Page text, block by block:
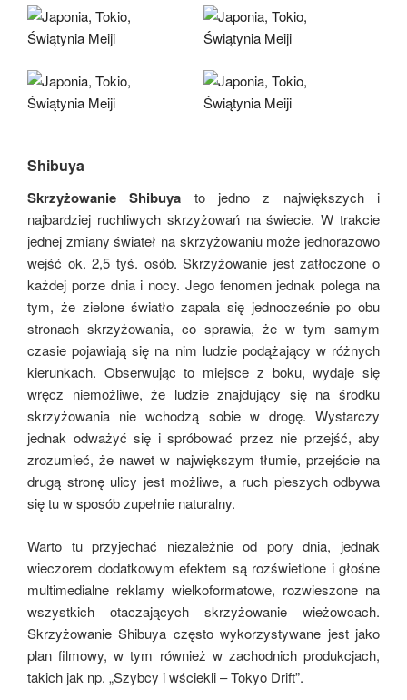
Shibuya
Skrzyżowanie Shibuya to jedno z największych i
najbardziej ruchliwych skrzyżowań na świecie. W trakcie
jednej zmiany świateł na skrzyżowaniu może jednorazowo
wejść ok. 2,5 tyś. osób. Skrzyżowanie jest zatłoczone o
każdej porze dnia i nocy. Jego fenomen jednak polega na
tym, że zielone światło zapala się jednocześnie po obu
stronach skrzyżowania, co sprawia, że w tym samym
czasie pojawiają się na nim ludzie podążający w różnych
kierunkach. Obserwując to miejsce z boku, wydaje się
wręcz niemożliwe, że ludzie znajdujący się na środku
skrzyżowania nie wchodzą sobie w drogę. Wystarczy
jednak odważyć się i spróbować przez nie przejść, aby
zrozumieć, że nawet w największym tłumie, przejście na
drugą stronę ulicy jest możliwe, a ruch pieszych odbywa
się tu w sposób zupełnie naturalny.
Warto tu przyjechać niezależnie od pory dnia, jednak
wieczorem dodatkowym efektem są rozświetlone i głośne
multimedialne reklamy wielkoformatowe, rozwieszone na
wszystkich otaczających skrzyżowanie wieżowcach.
Skrzyżowanie Shibuya często wykorzystywane jest jako
plan filmowy, w tym również w zachodnich produkcjach,
takich jak np. „Szybcy i wściekli – Tokyo Drift”.